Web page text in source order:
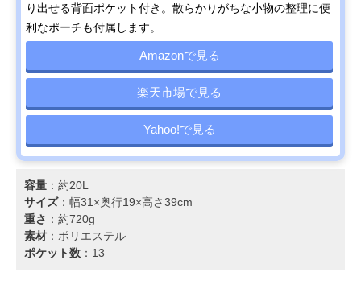
り出せる背面ポケット付き。散らかりがちな小物の整理に便
利なポーチも付属します。
Amazonで見る
楽天市場で見る
Yahoo!で見る
容量 ：約20L
サイズ：幅31×奥行19×高さ39cm
重さ ：約720g
素材 ：ポリエステル
ポケット数 ：13